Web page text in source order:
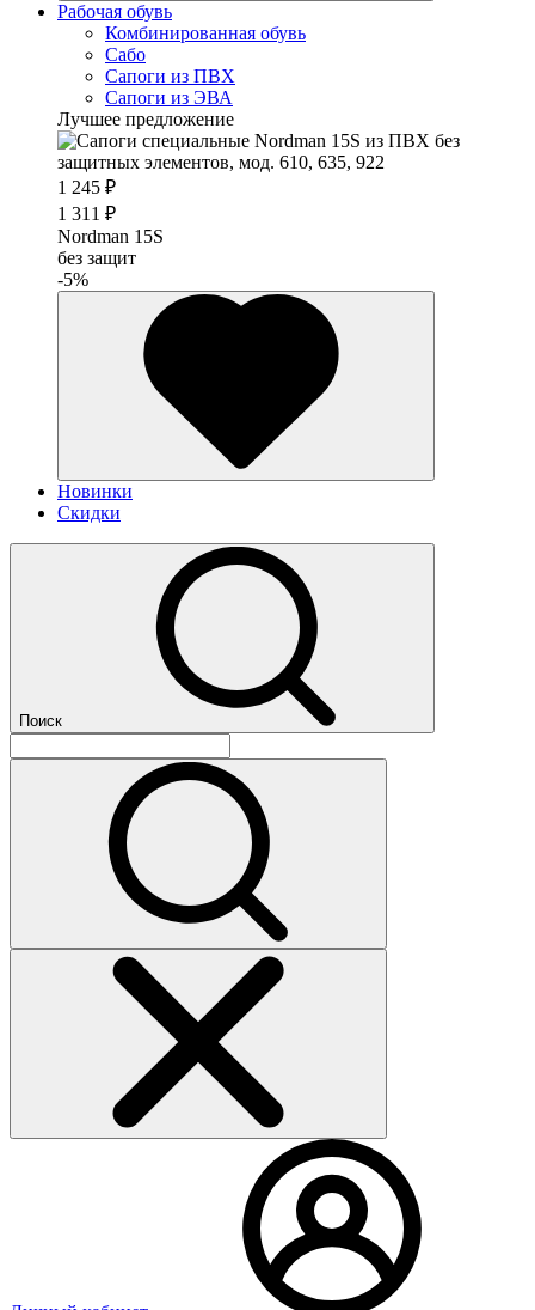
Рабочая обувь
Комбинированная обувь
Сабо
Сапоги из ПВХ
Сапоги из ЭВА
Лучшее предложение
1 245 ₽
1 311 ₽
Nordman 15S
без защит
-5%
Новинки
Скидки
Поиск